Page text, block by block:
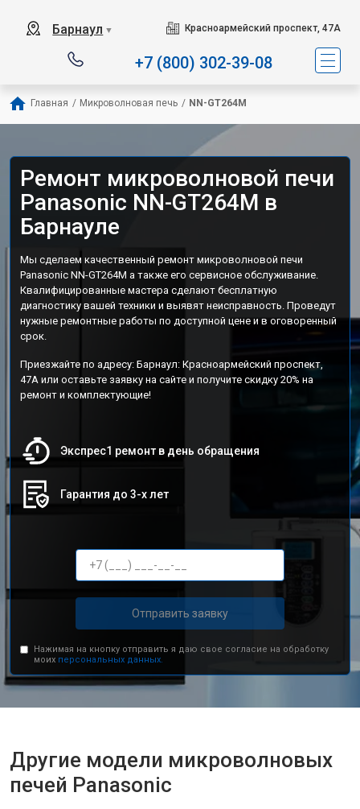
Барнаул ▼ Красноармейский проспект, 47А
+7 (800) 302-39-08
Главная / Микроволновая печь / NN-GT264M
Ремонт микроволновой печи
Panasonic NN-GT264M в
Барнауле
Мы сделаем качественный ремонт микроволновой печи
Panasonic NN-GT264M а также его сервисное обслуживание.
Квалифицированные мастера сделают бесплатную
диагностику вашей техники и выявят неисправность. Проведут
нужные ремонтные работы по доступной цене и в оговоренный
срок.
Приезжайте по адресу: Барнаул: Красноармейский проспект,
47А или оставьте заявку на сайте и получите скидку 20% на
ремонт и комплектующие!
Экспрес1 ремонт в день обращения
Гарантия до 3-х лет
Отправить заявку
Нажимая на кнопку отправить я даю свое согласие на обработку
моих персональных данных.
Другие модели микроволновых
печей Panasonic